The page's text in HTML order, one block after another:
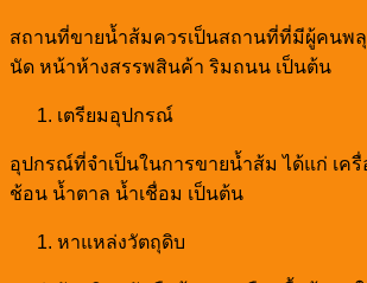
สถานที่ขายน้ำส้มควรเป็นสถานที่ที่มีผู้คนพ
นัด หน้าห้างสรรพสินค้า ริมถนน เป็นต้น
เตรียมอุปกรณ์
อุปกรณ์ที่จำเป็นในการขายน้ำส้ม ได้แก่ เค
ช้อน น้ำตาล น้ำเชื่อม เป็นต้น
หาแหล่งวัตถุดิบ